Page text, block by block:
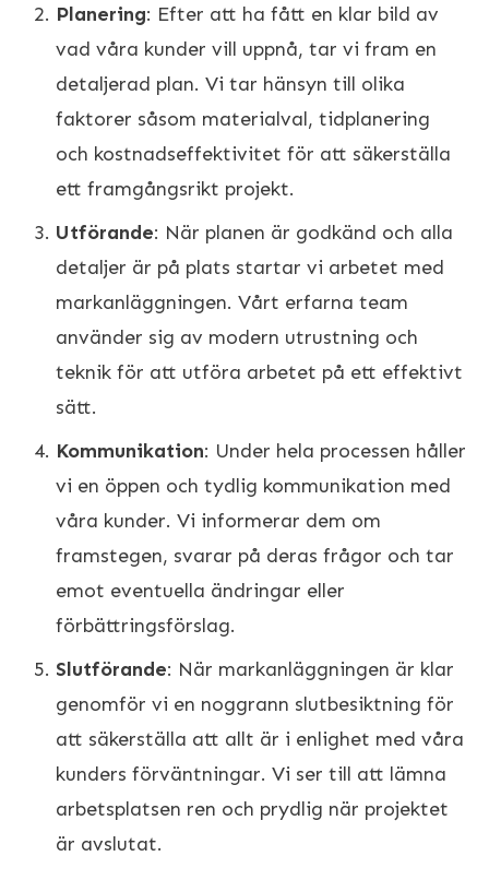
Planering: Efter att ha fått en klar bild av
vad våra kunder vill uppnå, tar vi fram en
detaljerad plan. Vi tar hänsyn till olika
faktorer såsom materialval, tidplanering
och kostnadseffektivitet för att säkerställa
ett framgångsrikt projekt.
Utförande: När planen är godkänd och alla
detaljer är på plats startar vi arbetet med
markanläggningen. Vårt erfarna team
använder sig av modern utrustning och
teknik för att utföra arbetet på ett effektivt
sätt.
Kommunikation: Under hela processen håller
vi en öppen och tydlig kommunikation med
våra kunder. Vi informerar dem om
framstegen, svarar på deras frågor och tar
emot eventuella ändringar eller
förbättringsförslag.
Slutförande: När markanläggningen är klar
genomför vi en noggrann slutbesiktning för
att säkerställa att allt är i enlighet med våra
kunders förväntningar. Vi ser till att lämna
arbetsplatsen ren och prydlig när projektet
är avslutat.